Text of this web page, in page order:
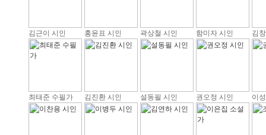
김근이 시인 홍윤표 시인 곽상철 시인 함미자 시인 김
최태준 수필가 김진환 시인 설동필 시인 권오정 시인 이